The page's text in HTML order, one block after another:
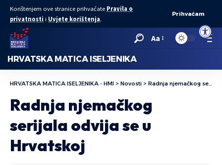
Korištenjem ove stranice prihvaćate Pravila o
privatnosti i Uvjete korištenja.
Prihvaćam
Aa
HRVATSKA MATICA ISELJENIKA
HRVATSKA MATICA ISELJENIKA - HMI > Novosti > Radnja njemačkog serijala odvija se u Hrvatskoj
Radnja njemačkog
serijala odvija se u
Hrvatskoj
Open